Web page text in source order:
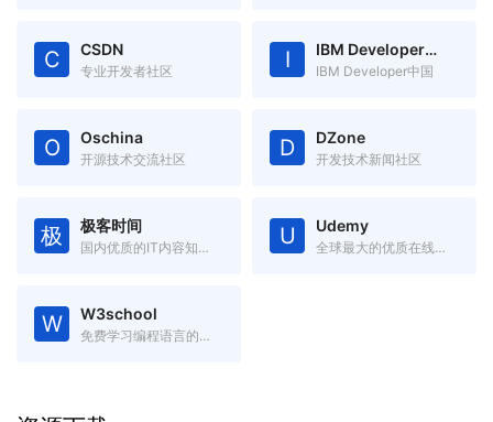
C CSDN
专业开发者社区 I IBM Developer中国
IBM Developer中国
O Oschina
开源技术交流社区 D DZone
开发技术新闻社区
极 极客时间
国内优质的IT内容知识服务 U Udemy
全球最大的优质在线课程网站
W W3school
免费学习编程语言的在线学习网站